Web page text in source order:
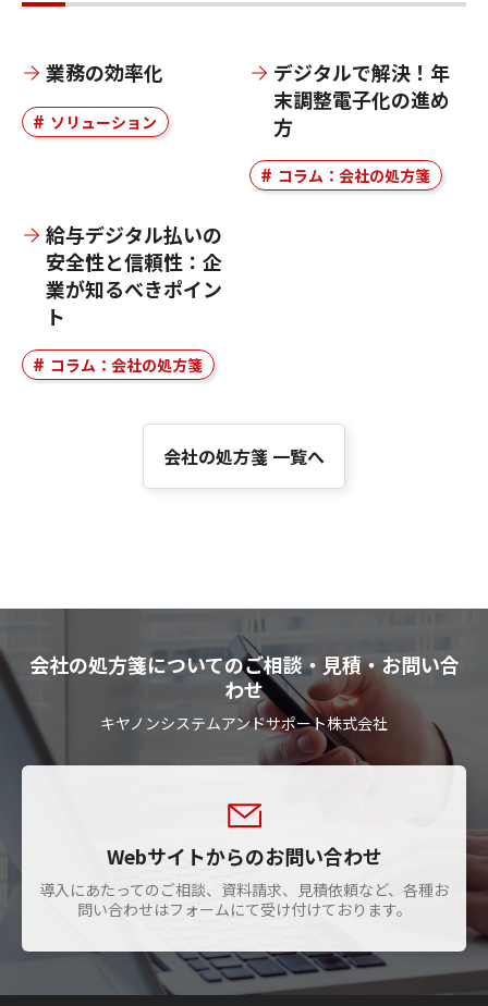
業務の効率化
ソリューション
デジタルで解決！年
末調整電子化の進め
方
コラム：会社の処方箋
給与デジタル払いの
安全性と信頼性：企
業が知るべきポイン
ト
コラム：会社の処方箋
会社の処方箋 一覧へ
会社の処方箋についてのご相談・見積・お問い合
わせ
キヤノンシステムアンドサポート株式会社
Webサイトからのお問い合わせ
導入にあたってのご相談、資料請求、見積依頼など、各種お
問い合わせはフォームにて受け付けております。